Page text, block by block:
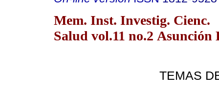
Mem. Inst. Investig. Cienc.
Salud vol.11 no.2 Asunción
TEMAS